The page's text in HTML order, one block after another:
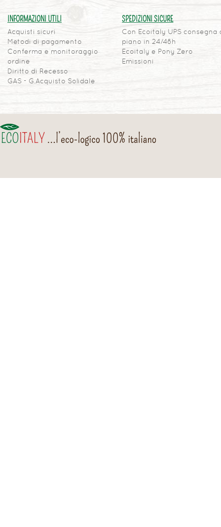
INFORMAZIONI UTILI
Acquisti sicuri
Metodi di pagamento
Conferma e monitoraggio
ordine
Diritto di Recesso
GAS - G.Acquisto Solidale
SPEDIZIONI SICURE
Con Ecoitaly UPS consegna
piano in 24/48h
Ecoitaly e Pony Zero
Emissioni